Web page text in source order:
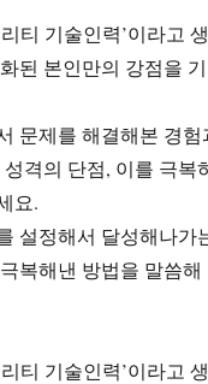
티 기술인력’이라고
된 본인만의 강점을
문제를 해결해본 경험
격의 단점, 이를 극복
요.
설정해서 달성해나가
복해낸 방법을 말씀해
티 기술인력’이라고